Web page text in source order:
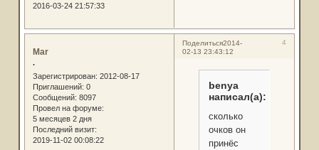
2016-03-24 21:57:33
Поделиться 4
2014-
02-13 23:43:12
Mar
.
Зарегистрирован: 2012-08-17
Приглашений: 0
Сообщений: 8097
Провел на форуме:
5 месяцев 2 дня
Последний визит:
2019-11-02 00:08:22
benya
написал(а):
сколько
очков он
принёс